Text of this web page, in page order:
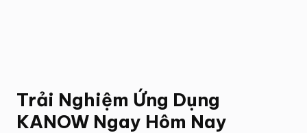
Trải Nghiệm Ứng Dụng
KANOW Ngay Hôm Nay